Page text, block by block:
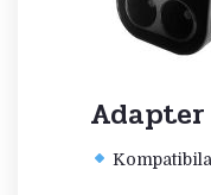
Adapter